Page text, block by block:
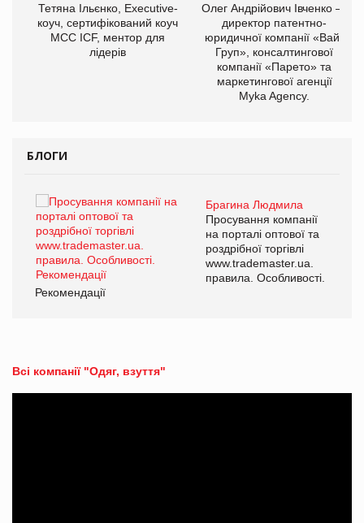
Тетяна Ільєнко, Executive-
коуч, сертифікований коуч
МСС ICF, ментор для
лідерів
Олег Андрійович Івченко —
директор патентно-
юридичної компанії «Вайз
Груп», консалтингової
компанії «Парето» та
маркетингової агенції
Myka Agency.
БЛОГИ
Брагина Людмила
Просування компанії
на порталі оптової та
роздрібної торгівлі
www.trademaster.ua.
правила. Особливості.
Рекомендації
Всі компанії "Одяг, взуття"